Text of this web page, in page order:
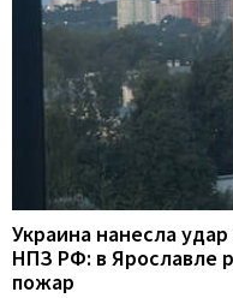
Украина нанесла
НПЗ РФ: в Ярославле
пожар